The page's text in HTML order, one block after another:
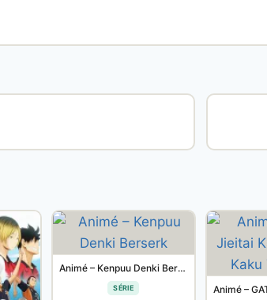
Animé – Kenpuu Denki Berserk
SÉRIE